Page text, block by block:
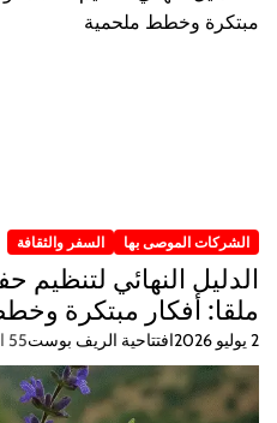
الشركات الموصى بها السفر والثقافة
الدليل النهائي لتنظيم
ملقا: أفكار مبتكرة
2 يوليو 2026 افتتاحية الريف بوست55 المشاهدات